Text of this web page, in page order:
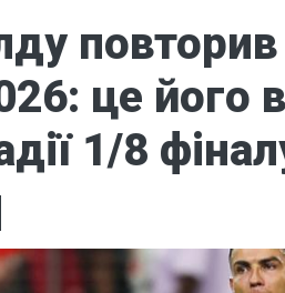
це його
1/8